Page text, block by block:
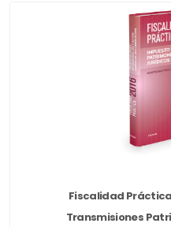
Fiscalidad
Transmisiones